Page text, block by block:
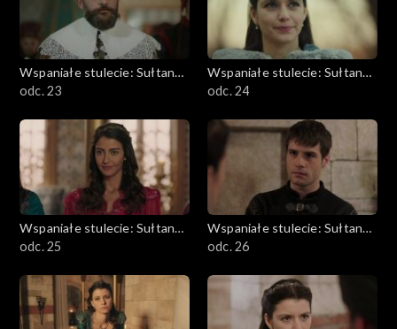
Wspaniałe stulecie: Sułtanka
Kösem
odc. 23
Wspaniałe stulecie: Sułtanka
Kösem
odc. 24
Wspaniałe stulecie: Sułtanka
Kösem
odc. 25
Wspaniałe stulecie: Sułtanka
Kösem
odc. 26